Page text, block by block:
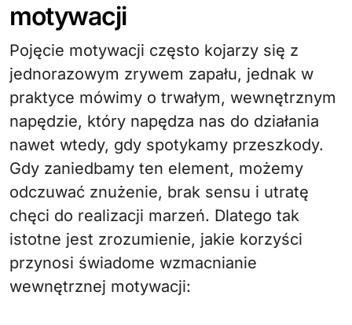
motywacji
Pojęcie motywacji często kojarzy się z
jednorazowym zrywem zapału, jednak w
praktyce mówimy o trwałym, wewnętrznym
napędzie, który napędza nas do działania
nawet wtedy, gdy spotykamy przeszkody.
Gdy zaniedbamy ten element, możemy
odczuwać znużenie, brak sensu i utratę
chęci do realizacji marzeń. Dlatego tak
istotne jest zrozumienie, jakie korzyści
przynosi świadome wzmacnianie
wewnętrznej motywacji: